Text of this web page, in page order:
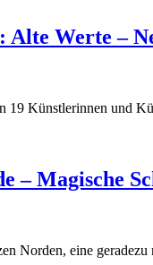
Alte Werte –
19 Künstlerinnen und
– Magische
Norden, eine